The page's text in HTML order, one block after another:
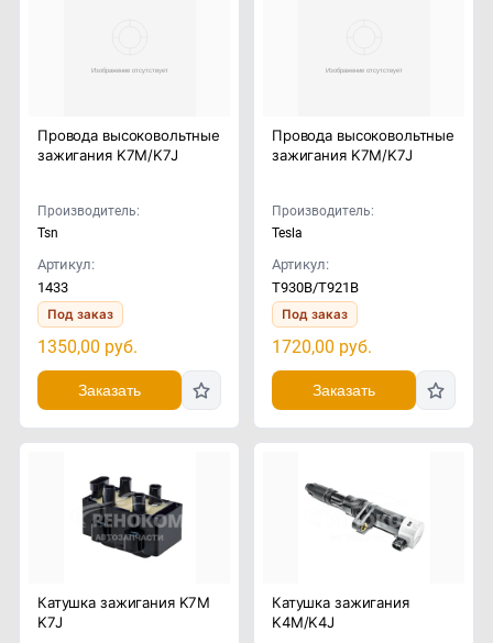
Провода высоковольтные
зажигания K7M/K7J
Производитель:
Tsn
Артикул:
1433
Под заказ
1350,00 руб.
Заказать
Провода высоковольтные
зажигания K7M/K7J
Производитель:
Tesla
Артикул:
T930B/T921B
Под заказ
1720,00 руб.
Заказать
Катушка зажигания K7M
K7J
Катушка зажигания
K4M/K4J